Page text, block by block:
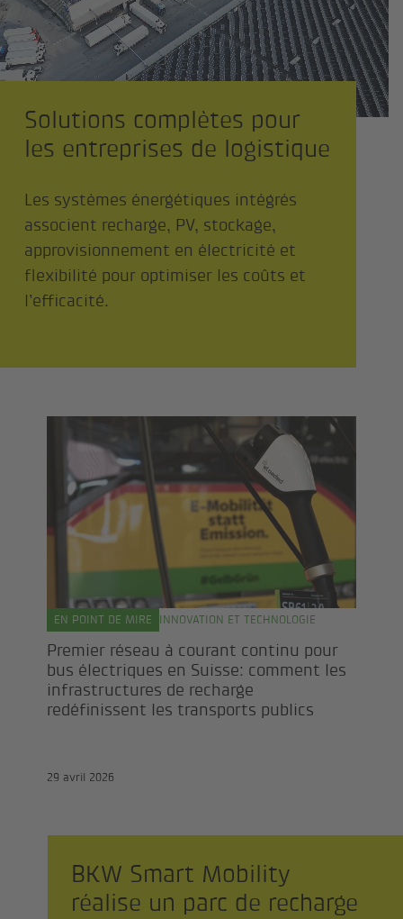
Solutions complètes pour
les entreprises de logistique
Les systèmes énergétiques intégrés
associent recharge, PV, stockage,
approvisionnement en électricité et
flexibilité pour optimiser les coûts et
l’efficacité.
Premier réseau à courant continu pour
Premier réseau à courant continu pour
bus électriques en Suisse: comment les
infrastructures de recharge
redéfinissent les transports publics
EN POINT DE MIRE INNOVATION ET TECHNOLOGIE
29 avril 2026
BKW Smart Mobility
réalise un parc de recharge